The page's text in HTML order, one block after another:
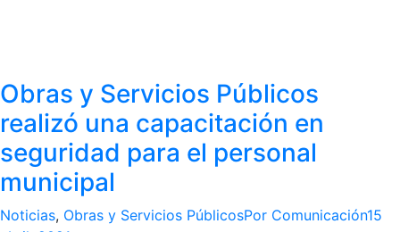
Obras y Servicios Públicos
realizó una capacitación en
seguridad para el personal
municipal
Noticias, Obras y Servicios PúblicosPor Comunicación15